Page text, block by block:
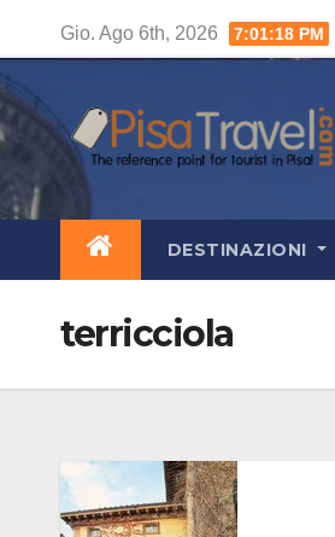
contenuto
Gio. Ago 6th, 2026 7:01:20 PM
DESTINAZIONI
terricciola